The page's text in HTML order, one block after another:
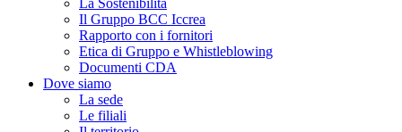
La Sostenibilità
Il Gruppo BCC Iccrea
Rapporto con i fornitori
Etica di Gruppo e Whistleblowing
Documenti CDA
Dove siamo
La sede
Le filiali